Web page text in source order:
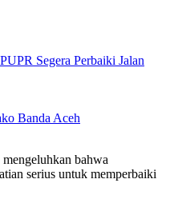
Segera Perbaiki Jalan
Banda Aceh
bahwa
serius untuk memperbaiki